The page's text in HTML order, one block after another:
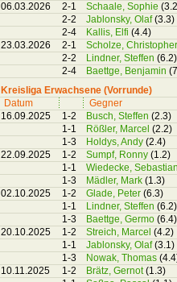
06.03.2026
2-1 Schaale, Sophie
2-2
Jablonsky, Olaf(3.3)
2-4
Kallis, Elfi (4.4)
23.03.2026
2-1 Scholze, Christopher
2-2
Lindner, Steffen (6.2)
2-4
Baettge, Benjamin
Kreisliga Erwachsene (Vorrunde)
Datum
Gegner
16.09.2025
1-2 Busch, Steffen (2.3)
1-1
Rößler, Marcel (2.2)
1-3
Holdys, Andy (2.4)
22.09.2025
1-2 Sumpf, Ronny (1.2)
1-1
Wiedecke, Sebastian
1-3
Mädler, Mark (1.3)
02.10.2025
1-2 Glade, Peter (6.3)
1-1
Lindner, Steffen (6.2)
1-3
Baettge, Germo (6.4)
20.10.2025
1-2 Streich, Marcel (4.2)
1-1
Jablonsky, Olaf(3.1)
1-3
Nowak, Thomas
10.11.2025
1-2 Brätz, Gernot(1.3)